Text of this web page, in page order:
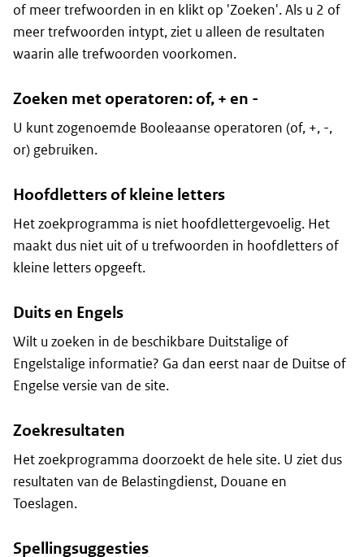
of meer trefwoorden in en klikt op 'Zoeken'. Als u 2 of
meer trefwoorden intypt, ziet u alleen de resultaten
waarin alle trefwoorden voorkomen.
Zoeken met operatoren: of, + en -
U kunt zogenoemde Booleaanse operatoren (of, +, -,
or) gebruiken.
Hoofdletters of kleine letters
Het zoekprogramma is niet hoofdlettergevoelig. Het
maakt dus niet uit of u trefwoorden in hoofdletters of
kleine letters opgeeft.
Duits en Engels
Wilt u zoeken in de beschikbare Duitstalige of
Engelstalige informatie? Ga dan eerst naar de Duitse of
Engelse versie van de site.
Zoekresultaten
Het zoekprogramma doorzoekt de hele site. U ziet dus
resultaten van de Belastingdienst, Douane en
Toeslagen.
Spellingsuggesties